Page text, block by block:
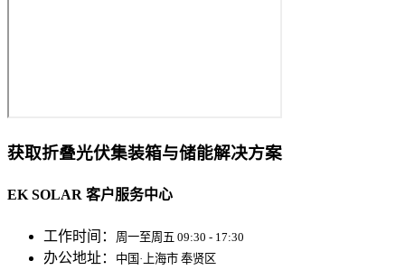
获取折叠光伏集装箱与储能解决方案
EK SOLAR 客户服务中心
工作时间： 周一至周五 09:30 - 17:30
办公地址： 中国·上海市 奉贤区